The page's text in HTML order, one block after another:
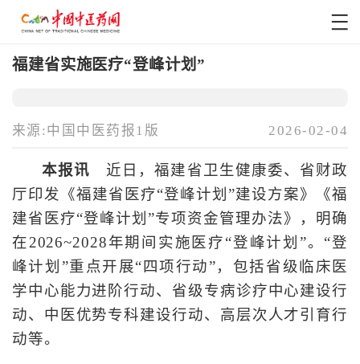
福建省实施医疗“登峰计划”
来源:中国中医药报1版 2026-02-04
本报讯 近日，福建省卫生健康委、省财政
厅印发《福建省医疗“登峰计划”建设方案》《福
建省医疗“登峰计划”专项资金管理办法》，明确
在2026~2028年期间实施医疗“登峰计划”。“登
峰计划”重点开展“四项行动”，包括省级临床医
学中心能力进阶行动、省级专病诊疗中心建设行
动、中医优势专科建设行动、高层次人才引育行
动等。